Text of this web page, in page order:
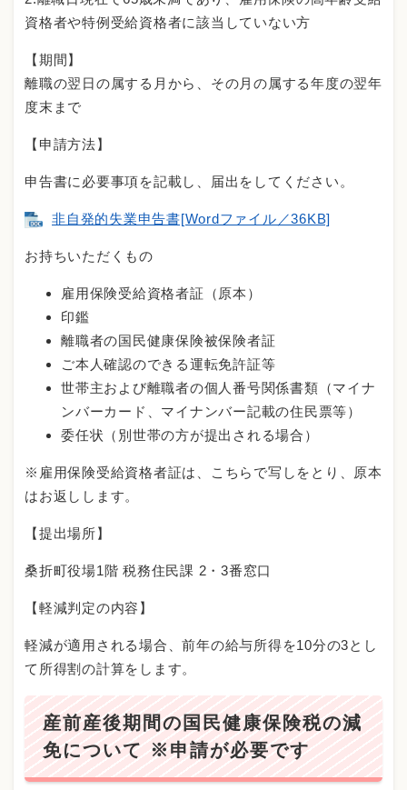
資格者や特例受給資格者に該当していない方
【期間】
離職の翌日の属する月から、その月の属する年度の翌年
度末まで
【申請方法】
申告書に必要事項を記載し、届出をしてください。
非自発的失業申告書[Wordファイル／36KB]
お持ちいただくもの
雇用保険受給資格者証（原本）
印鑑
離職者の国民健康保険被保険者証
ご本人確認のできる運転免許証等
世帯主および離職者の個人番号関係書類（マイナ
ンバーカード、マイナンバー記載の住民票等）
委任状（別世帯の方が提出される場合）
※雇用保険受給資格者証は、こちらで写しをとり、原本
はお返しします。
【提出場所】
桑折町役場1階 税務住民課 2・3番窓口
【軽減判定の内容】
軽減が適用される場合、前年の給与所得を10分の3とし
て所得割の計算をします。
産前産後期間の国民健康保険税の減
免について ※申請が必要です